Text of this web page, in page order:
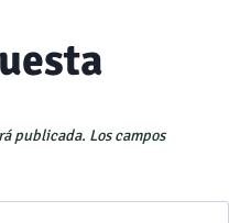
publicada. Los campos